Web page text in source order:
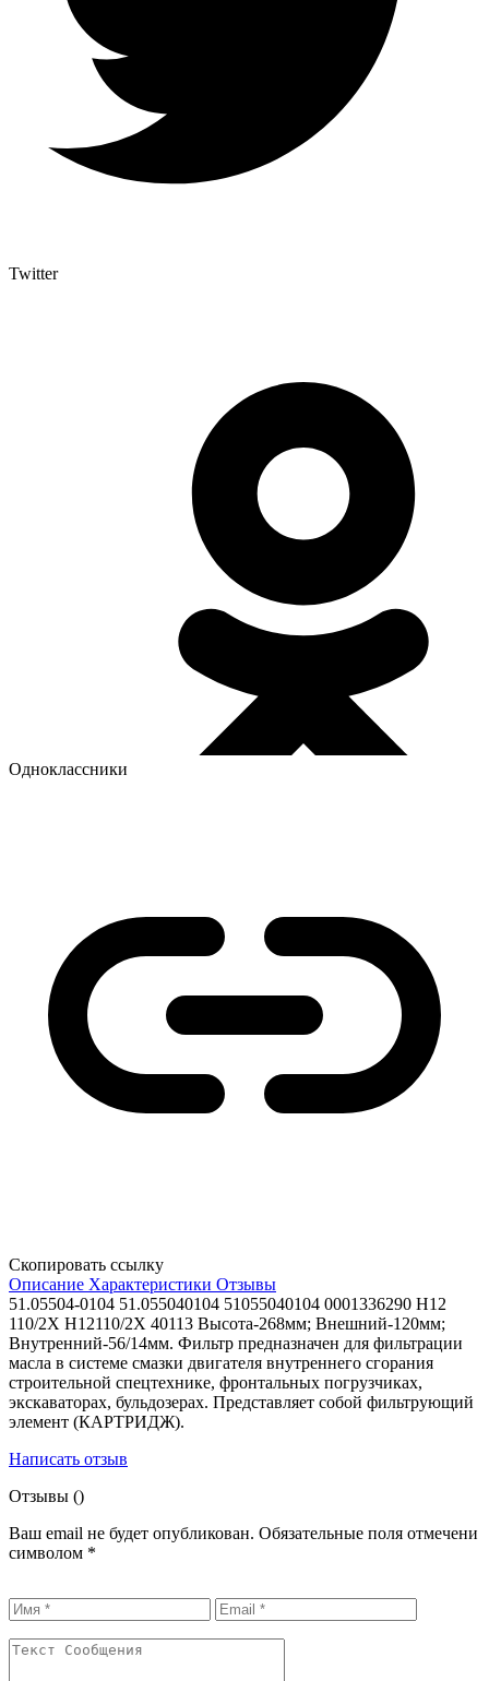
Twitter
Одноклассники
Скопировать ссылку
Описание Характеристики Отзывы
51.05504-0104 51.055040104 51055040104 0001336290 H12
110/2X H12110/2X 40113 Высота-268мм; Внешний-120мм;
Внутренний-56/14мм. Фильтр предназначен для фильтрации
масла в системе смазки двигателя внутреннего сгорания
строительной спецтехнике, фронтальных погрузчиках,
экскаваторах, бульдозерах. Представляет собой фильтрующий
элемент (КАРТРИДЖ).
Написать отзыв
Отзывы ()
Ваш email не будет опубликован. Обязательные поля отмечени
символом *